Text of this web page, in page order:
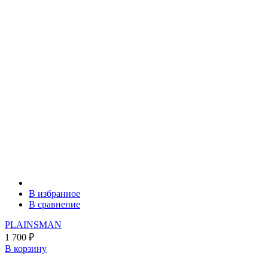
В избранное
В сравнение
PLAINSMAN
1 700 ₽
В корзину